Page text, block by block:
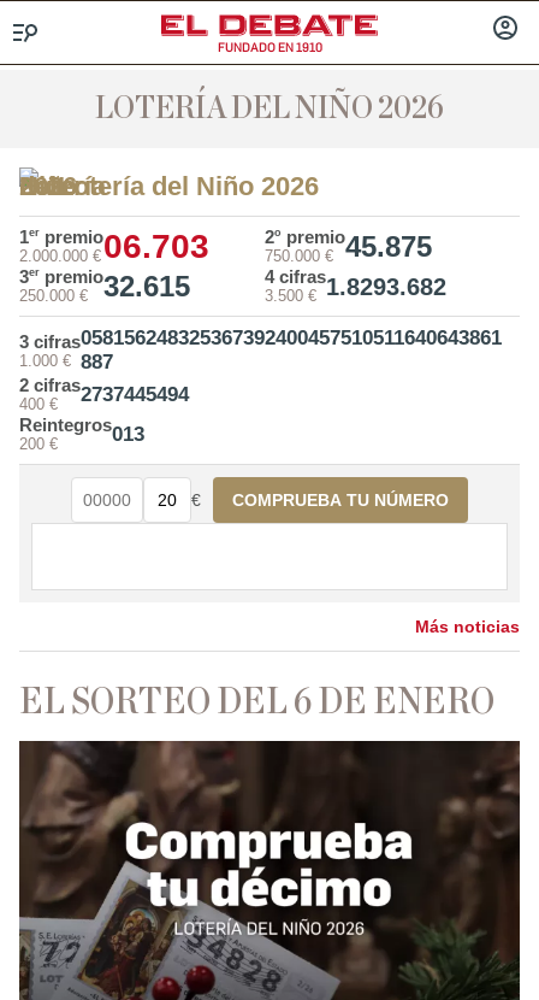
FUNDADO EN 1910
LOTERÍA DEL NIÑO 2026
Lotería del Niño 2026
1er premio
2.000.000 € 06.703 2o premio
750.000 € 45.875
3er premio
250.000 € 32.615 4 cifras
3.500 € 1.8293.682
3 cifras
1.000 €
058156248325367392400457510511640643861
887
2 cifras
400 € 2737445494
Reintegros
200 € 013
€
Más noticias
EL SORTEO DEL 6 DE ENERO